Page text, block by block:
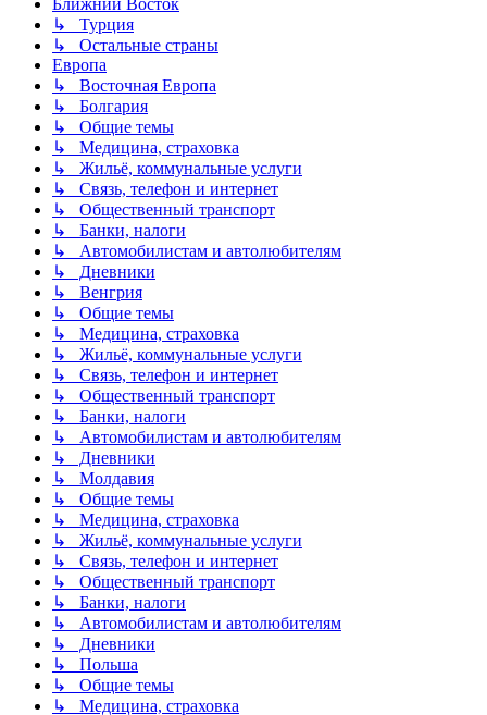
↳ Турция
↳ Остальные страны
Европа
↳ Восточная Европа
↳ Болгария
↳ Общие темы
↳ Медицина, страховка
↳ Жильё, коммунальные услуги
↳ Связь, телефон и интернет
↳ Общественный транспорт
↳ Банки, налоги
↳ Автомобилистам и автолюбителям
↳ Дневники
↳ Венгрия
↳ Общие темы
↳ Медицина, страховка
↳ Жильё, коммунальные услуги
↳ Связь, телефон и интернет
↳ Общественный транспорт
↳ Банки, налоги
↳ Автомобилистам и автолюбителям
↳ Дневники
↳ Молдавия
↳ Общие темы
↳ Медицина, страховка
↳ Жильё, коммунальные услуги
↳ Связь, телефон и интернет
↳ Общественный транспорт
↳ Банки, налоги
↳ Автомобилистам и автолюбителям
↳ Дневники
↳ Польша
↳ Общие темы
↳ Медицина, страховка